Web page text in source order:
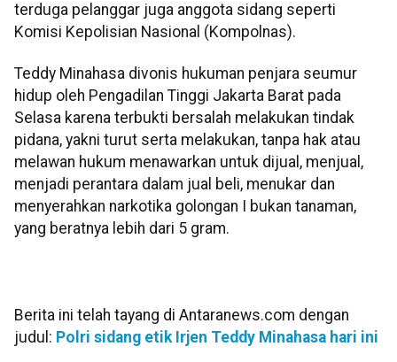
terduga pelanggar juga anggota sidang seperti
Komisi Kepolisian Nasional (Kompolnas).
Teddy Minahasa divonis hukuman penjara seumur
hidup oleh Pengadilan Tinggi Jakarta Barat pada
Selasa karena terbukti bersalah melakukan tindak
pidana, yakni turut serta melakukan, tanpa hak atau
melawan hukum menawarkan untuk dijual, menjual,
menjadi perantara dalam jual beli, menukar dan
menyerahkan narkotika golongan I bukan tanaman,
yang beratnya lebih dari 5 gram.
Berita ini telah tayang di Antaranews.com dengan
judul: Polri sidang etik Irjen Teddy Minahasa hari ini